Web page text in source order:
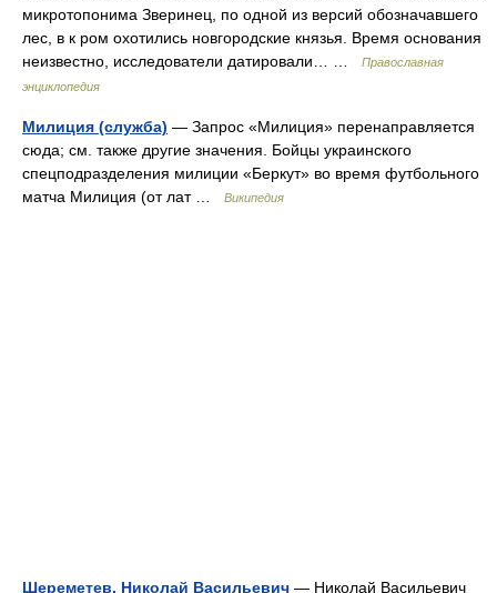
микротопонима Зверинец, по одной из версий обозначавшего
лес, в к ром охотились новгородские князья. Время основания
неизвестно, исследователи датировали… …
Православная
энциклопедия
Милиция (служба) — Запрос «Милиция» перенаправляется
сюда; см. также другие значения. Бойцы украинского
спецподразделения милиции «Беркут» во время футбольного
матча Милиция (от лат …
Википедия
Шереметев, Николай Васильевич — Николай Васильевич